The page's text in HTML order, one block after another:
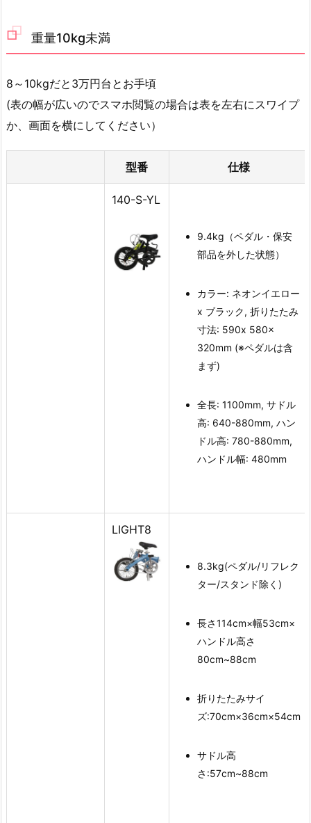
重量10kg未満
8～10kgだと3万円台とお手頃
(表の幅が広いのでスマホ閲覧の場合は表を左右にスワイプ
か、画面を横にしてください）
型番 仕様
140-S-YL
9.4kg（ペダル・保安
部品を外した状態）
カラー: ネオンイエロー
x ブラック, 折りたたみ
寸法: 590x 580x
320mm (※ペダルは含
まず)
全長: 1100mm, サドル
高: 640-880mm, ハン
ドル高: 780-880mm,
ハンドル幅: 480mm
LIGHT8
8.3kg(ペダル/リフレク
ター/スタンド除く)
長さ114cm×幅53cm×
ハンドル高さ
80cm~88cm
折りたたみサイ
ズ:70cm×36cm×54cm
サドル高
さ:57cm~88cm